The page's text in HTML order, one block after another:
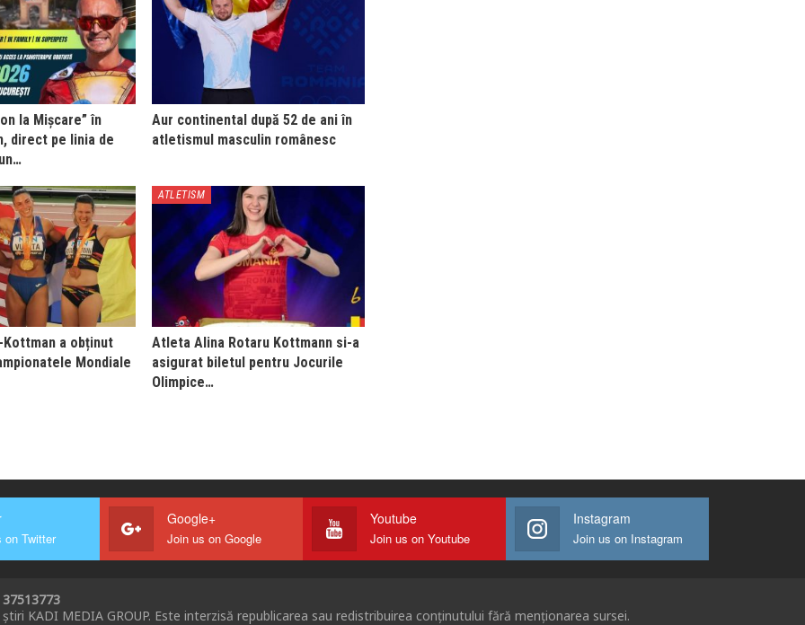
la Mișcare” în
direct pe linia de
Aur continental după 52 de ani în
atletismul masculin românesc
a obținut
Mondiale
ATLETISM
Atleta Alina Rotaru Kottmann si-a
asigurat biletul pentru Jocurile
Olimpice…
on Twitter
Google+
Join us on Google
Youtube
Join us on Youtube
Instagram
Join us on Instagram
KADI MEDIA GROUP. Este interzisă republicarea sau redistribuirea conținutului fără menționarea sursei.